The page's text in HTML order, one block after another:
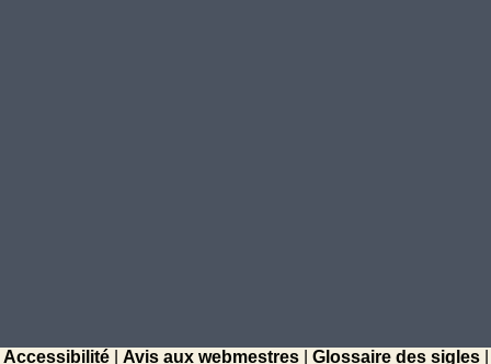
Accessibilité| Avis aux webmestres| Glossaire des sigles|